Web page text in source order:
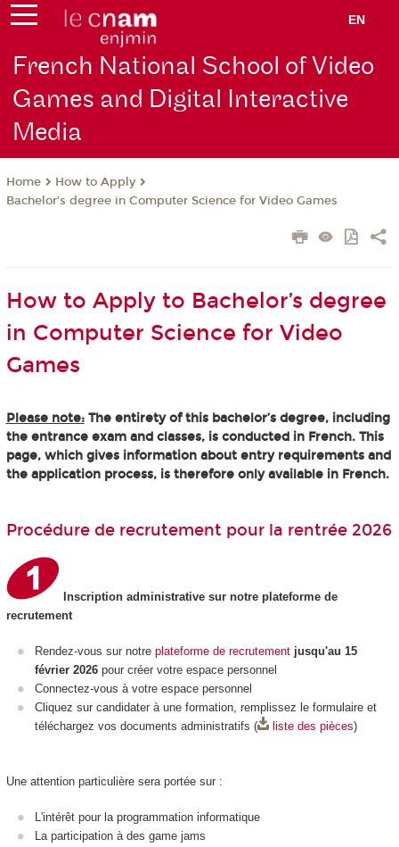
EN
French National School of Video
Games and Digital Interactive
Media
Home
How to Apply
Bachelor’s degree in Computer Science for Video Games
How to Apply to Bachelor’s degree
in Computer Science for Video
Games
Please note:The entirety of this bachelor’s degree, including
the entrance exam and classes, is conducted in French. This
page, which gives information about entry requirements and
the application process, is therefore only available in French.
Procédure de recrutement pour la rentrée 2026
Inscription administrative sur notre plateforme de
recrutement
Rendez-vous sur notre plateforme de recrutement jusqu'au 15
février 2026 pour créer votre espace personnel
Connectez-vous à votre espace personnel
Cliquez sur candidater à une formation, remplissez le formulaire et
téléchargez vos documents administratifs (
liste des pièces)
Une attention particulière sera portée sur :
L'intérêt pour la programmation informatique
La participation à des game jams